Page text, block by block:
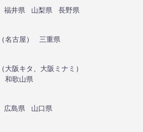
福井県 山梨県
長野県
（名古屋）
三重県
（大阪キタ 大阪ミナミ ）
和歌山県
広島県
山口県